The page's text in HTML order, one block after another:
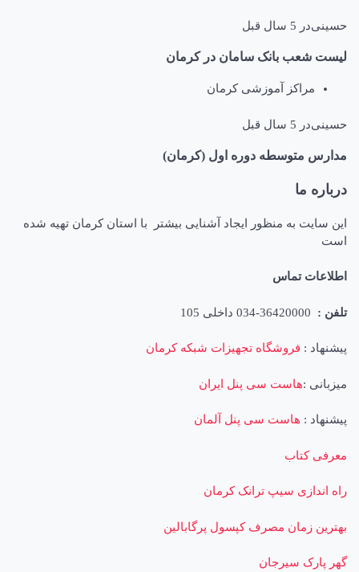
در5 سال قبل
شعب بانک سامان در کرمان
مراکز آموزشی کرمان
در5 سال قبل
متوسطه دوره اول (کرمان)
ما
به منظور ایجاد آشنایی بیشتر با استان کرمان تهیه شده
تماس
:فروشگاه تجهیزات شبکه کرمان
:هاست سی پنل ایران
:هاست سی پنل آلمان
کتاب
سیپ ترانک کرمان
زمان مصرف کپسول پرگابالین
سیرجان